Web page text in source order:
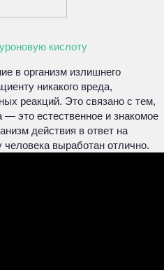
кислоту
в организм излишнего
никакого вреда,
реакций. Это связано с тем,
— это естественное и знакомое
действия в ответ на
выработан отлично.